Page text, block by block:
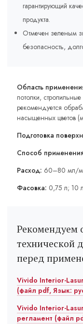
гарантирующий
продукта.
Отмечен зеленым
безопасность,
Область
потолки,
рекомендуется
насыщенных цветов
Подготовка
Способ
Расход: 60–80 мл/м
Фасовка: 0,75 л; 10
Рекомендуем
технической
перед
Vivido Interior-
(файл pdf, Язык:
Vivido Interior-
регламент (файл